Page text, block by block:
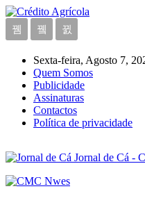
Sexta-feira, Agosto 7,
Quem Somos
Publicidade
Assinaturas
Contactos
Política de privacidade
Jornal de Cá -